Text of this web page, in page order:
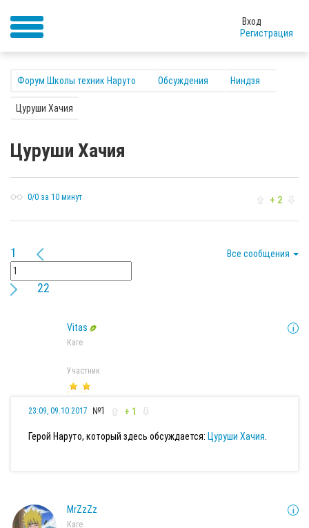
Вход
Регистрация
Форум Школы техник Наруто Обсуждения Ниндзя
Цуруши Хачия
Цуруши Хачия
0/0 за 10 минут + 2
1
22
Все сообщения
Vitas
Каге
Участник
23:09, 09.10.2017 №1 + 1
Герой Наруто, который здесь обсуждается: Цуруши Хачия
MrZzZz
Каге